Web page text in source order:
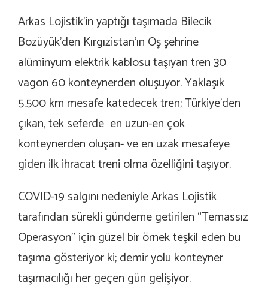
Arkas Lojistik’in yaptığı taşımada Bilecik
Bozüyük’den Kırgızistan’ın Oş şehrine
alüminyum elektrik kablosu taşıyan tren 30
vagon 60 konteynerden oluşuyor. Yaklaşık
5.500 km mesafe katedecek tren; Türkiye’den
çıkan, tek seferde en uzun-en çok
konteynerden oluşan- ve en uzak mesafeye
giden ilk ihracat treni olma özelliğini taşıyor.
COVID-19 salgını nedeniyle Arkas Lojistik
tarafından sürekli gündeme getirilen “Temassız
Operasyon” için güzel bir örnek teşkil eden bu
taşıma gösteriyor ki; demir yolu konteyner
taşımacılığı her geçen gün gelişiyor.